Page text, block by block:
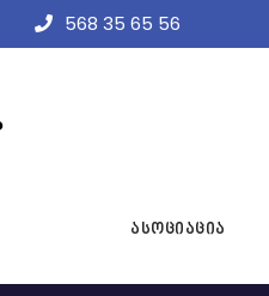
568 35 65 56
ასოციაცია